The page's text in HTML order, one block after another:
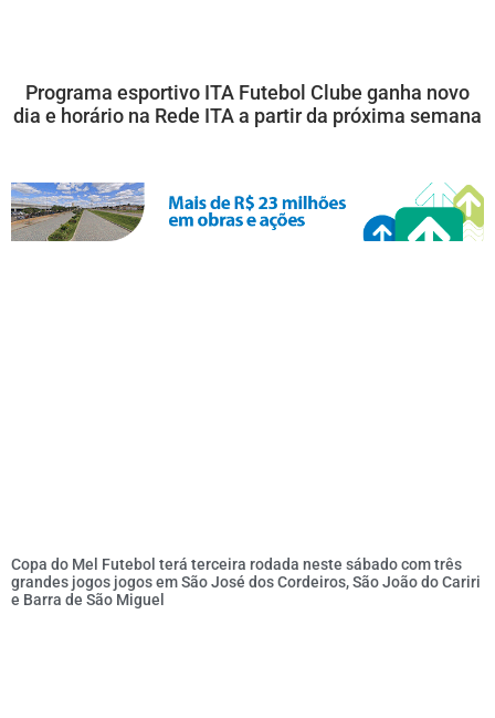
Programa esportivo ITA Futebol Clube ganha novo
dia e horário na Rede ITA a partir da próxima semana
Copa do Mel Futebol terá terceira rodada neste sábado com três
grandes jogos jogos em São José dos Cordeiros, São João do Cariri
e Barra de São Miguel